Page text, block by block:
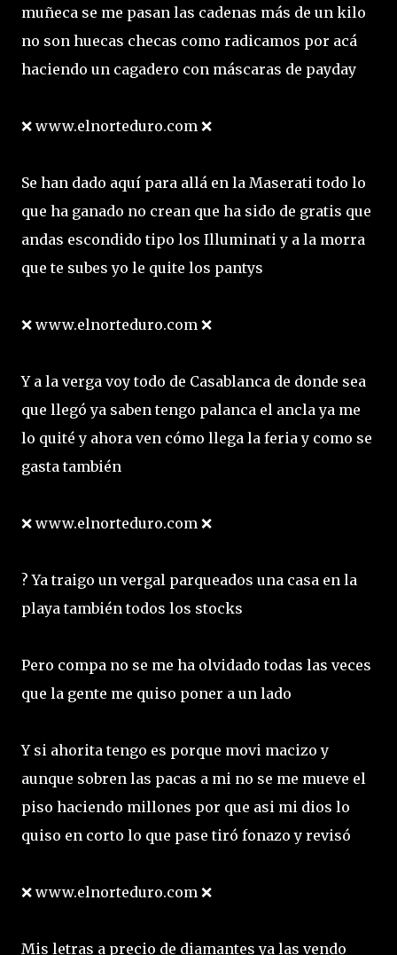
muñeca se me pasan las cadenas más de un kilo
no son huecas checas como radicamos por acá
haciendo un cagadero con máscaras de payday
❌ www.elnorteduro.com ❌
Se han dado aquí para allá en la Maserati todo lo
que ha ganado no crean que ha sido de gratis que
andas escondido tipo los Illuminati y a la morra
que te subes yo le quite los pantys
❌ www.elnorteduro.com ❌
Y a la verga voy todo de Casablanca de donde sea
que llegó ya saben tengo palanca el ancla ya me
lo quité y ahora ven cómo llega la feria y como se
gasta también
❌ www.elnorteduro.com ❌
? Ya traigo un vergal parqueados una casa en la
playa también todos los stocks
Pero compa no se me ha olvidado todas las veces
que la gente me quiso poner a un lado
Y si ahorita tengo es porque movi macizo y
aunque sobren las pacas a mi no se me mueve el
piso haciendo millones por que asi mi dios lo
quiso en corto lo que pase tiró fonazo y revisó
❌ www.elnorteduro.com ❌
Mis letras a precio de diamantes ya las vendo